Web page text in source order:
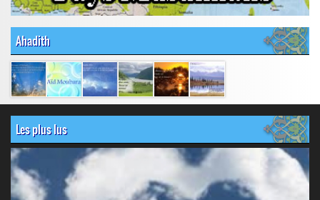
Ahadith
Les plus lus